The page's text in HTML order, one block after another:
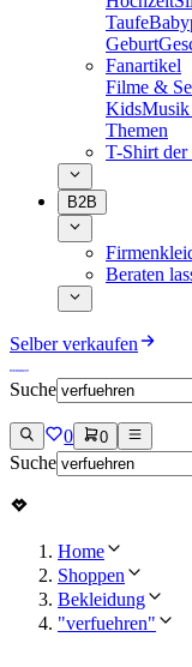
Taufe
Geburt
Fanartikel
Filme &
Kids
Themen
T-Shirt der
B2B
Beraten
Selber verkaufen
Suche
0 0
Suche
Home
Shoppen
Bekleidung
"verfuehren"